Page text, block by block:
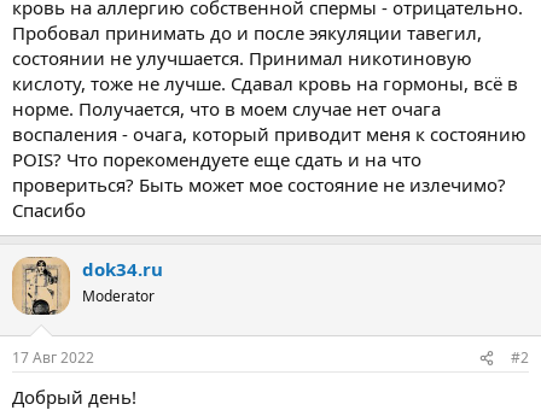
кровь на аллергию собственной спермы - отрицательно.
Пробовал принимать до и после эякуляции тавегил,
состоянии не улучшается. Принимал никотиновую
кислоту, тоже не лучше. Сдавал кровь на гормоны, всё в
норме. Получается, что в моем случае нет очага
воспаления - очага, который приводит меня к состоянию
POIS? Что порекомендуете еще сдать и на что
провериться? Быть может мое состояние не излечимо?
Спасибо
dok34.ru
Moderator
17 Авг 2022 #2
Добрый день!